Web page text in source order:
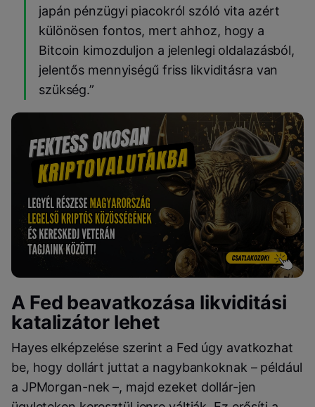
japán pénzügyi piacokról szóló vita azért
különösen fontos, mert ahhoz, hogy a
Bitcoin kimozduljon a jelenlegi oldalazásból,
jelentős mennyiségű friss likviditásra van
szükség.”
A Fed beavatkozása likviditási
katalizátor lehet
Hayes elképzelése szerint a Fed úgy avatkozhat
be, hogy dollárt juttat a nagybankoknak – például
a JPMorgan-nek –, majd ezeket dollár-jen